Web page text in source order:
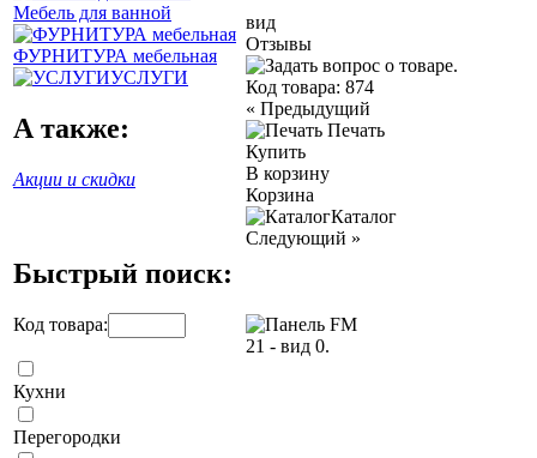
Мебель для ванной
ФУРНИТУРА мебельная
УСЛУГИ
А также:
Акции и скидки
Быстрый поиск:
Код товара:
Кухни
Перегородки
вид
Отзывы
Код товара: 874
« Предыдущий
Печать
Купить
В корзину
Корзина
Каталог
Следующий »